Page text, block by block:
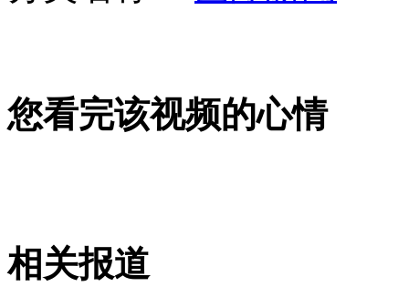
郑洁透露与彭帅奥运备战计划
山西运城恶犬咬伤多人 警民合力深夜将其击毙
您看完该视频的心情
相关报道